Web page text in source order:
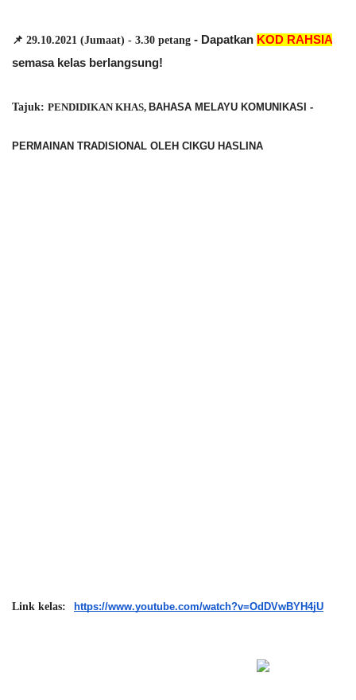
📌 29.10.2021 (Jumaat) - 3.30 petang - Dapatkan KOD RAHSIA
semasa kelas berlangsung!
Tajuk: PENDIDIKAN KHAS, BAHASA MELAYU KOMUNIKASI -
PERMAINAN TRADISIONAL OLEH CIKGU HASLINA
Link kelas: https://www.youtube.com/watch?v=OdDVwBYH4jU